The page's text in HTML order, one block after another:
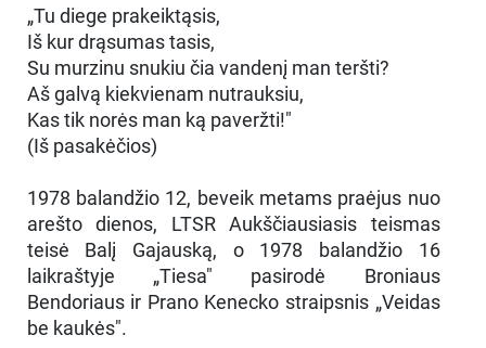
„Tu diege prakeiktąsis,
Iš kur drąsumas tasis,
Su murzinu snukiu čia vandenį man teršti?
Aš galvą kiekvienam nutrauksiu,
Kas tik norės man ką paveržti!"
(Iš pasakėčios)
1978 balandžio 12, beveik metams praėjus nuo
arešto dienos, LTSR Aukščiausiasis teismas
teisė Balį Gajauską, o 1978 balandžio 16
laikraštyje „Tiesa" pasirodė Broniaus
Bendoriaus ir Prano Kenecko straipsnis „Veidas
be kaukės".